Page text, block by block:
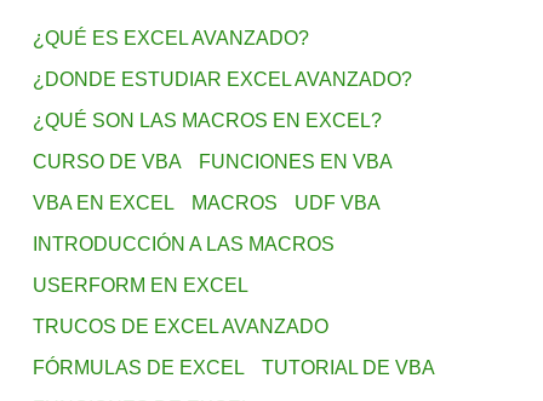
¿QUÉ ES EXCEL AVANZADO?
¿DONDE ESTUDIAR EXCEL AVANZADO?
¿QUÉ SON LAS MACROS EN EXCEL?
CURSO DE VBA
FUNCIONES EN VBA
VBA EN EXCEL
MACROS
UDF VBA
INTRODUCCIÓN A LAS MACROS
USERFORM EN EXCEL
TRUCOS DE EXCEL AVANZADO
FÓRMULAS DE EXCEL
TUTORIAL DE VBA